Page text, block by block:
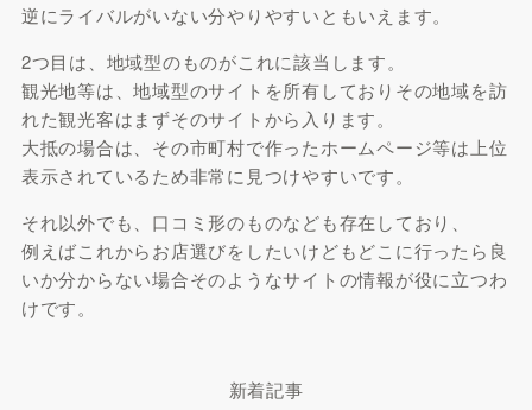
逆にライバルがいない分やりやすいともいえます。
2つ目は、地域型のものがこれに該当します。
観光地等は、地域型のサイトを所有しておりその地域を訪
れた観光客はまずそのサイトから入ります。
大抵の場合は、その市町村で作ったホームページ等は上位
表示されているため非常に見つけやすいです。
それ以外でも、口コミ形のものなども存在しており、
例えばこれからお店選びをしたいけどもどこに行ったら良
いか分からない場合そのようなサイトの情報が役に立つわ
けです。
新着記事